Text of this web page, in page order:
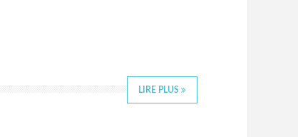
LIRE PLUS